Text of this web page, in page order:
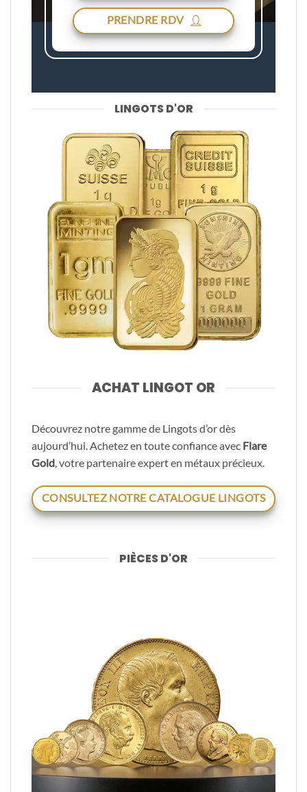
PRENDRE RDV
LINGOTS D'OR
ACHAT LINGOT OR
Découvrez notre gamme de Lingots d’or dès
aujourd’hui. Achetez en toute confiance avec Flare
Gold, votre partenaire expert en métaux précieux.
CONSULTEZ NOTRE CATALOGUE LINGOTS
PIÈCES D'OR